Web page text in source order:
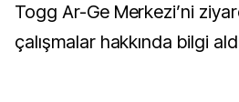
Togg Ar-Ge Merkezi’ni
çalışmalar hakkında bilgi